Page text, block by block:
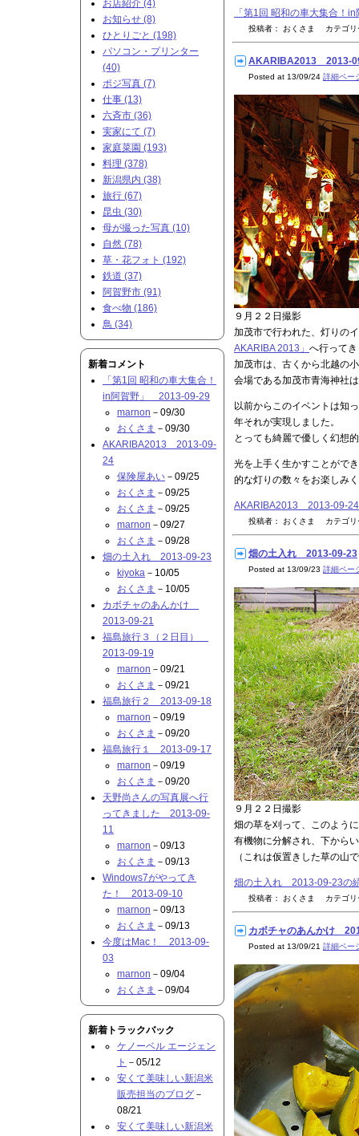
「第1回 昭和の車大集合
投稿者： おくさま カテゴ
AKARIBA2013 2013-
Posted at 13/09/24 詳細ペー
９月２２日撮影
加茂市で行われた、灯りの
AKARIBA 2013」 へ行って
加茂市は、古くから北越の
会場である加茂市青海神社
以前からこのイベントは知
年それが実現しました。
とっても綺麗で優しく幻想
光を上手く生かすことがで
的な灯りの数々をお楽しみ
AKARIBA2013 2013-09-24
投稿者： おくさま カテゴ
畑の土入れ 2013-09-23
Posted at 13/09/23 詳細ペー
９月２２日撮影
畑の草を刈って、このよう
有機物に分解され、下から
（これは仮置きした草の山
畑の土入れ 2013-09-23の
投稿者： おくさま カテゴ
カボチャのあんかけ
Posted at 13/09/21 詳細ペー
お店紹介 (4)
お知らせ (8)
ひとりごと (198)
パソコン・プリンター
(40)
ポジ写真 (7)
仕事 (13)
六斉市 (36)
実家にて (7)
家庭菜園 (193)
料理 (378)
新潟県内 (38)
旅行 (67)
昆虫 (30)
母が撮った写真 (10)
自然 (78)
草・花フォト (192)
鉄道 (37)
阿賀野市 (91)
食べ物 (186)
鳥 (34)
新着コメント
「第1回 昭和の車大集合！
in阿賀野」 2013-09-29
marnon －09/30
おくさま －09/30
AKARIBA2013 2013-09-
24
保険屋あい －09/25
おくさま －09/25
おくさま －09/25
marnon －09/27
おくさま －09/28
畑の土入れ 2013-09-23
kiyoka －10/05
おくさま －10/05
カボチャのあんかけ
2013-09-21
福島旅行３（２日目）
2013-09-19
marnon －09/21
おくさま －09/21
福島旅行２ 2013-09-18
marnon －09/19
おくさま －09/20
福島旅行１ 2013-09-17
marnon －09/19
おくさま －09/20
天野尚さんの写真展へ行
ってきました 2013-09-
11
marnon －09/13
おくさま －09/13
Windows7がやってき
た！ 2013-09-10
marnon －09/13
おくさま －09/13
今度はMac！ 2013-09-
03
marnon －09/04
おくさま －09/04
新着トラックバック
ケノーベル エージェン
ト －05/12
安くて美味しい新潟米
販売担当のブログ －
08/21
安くて美味しい新潟米